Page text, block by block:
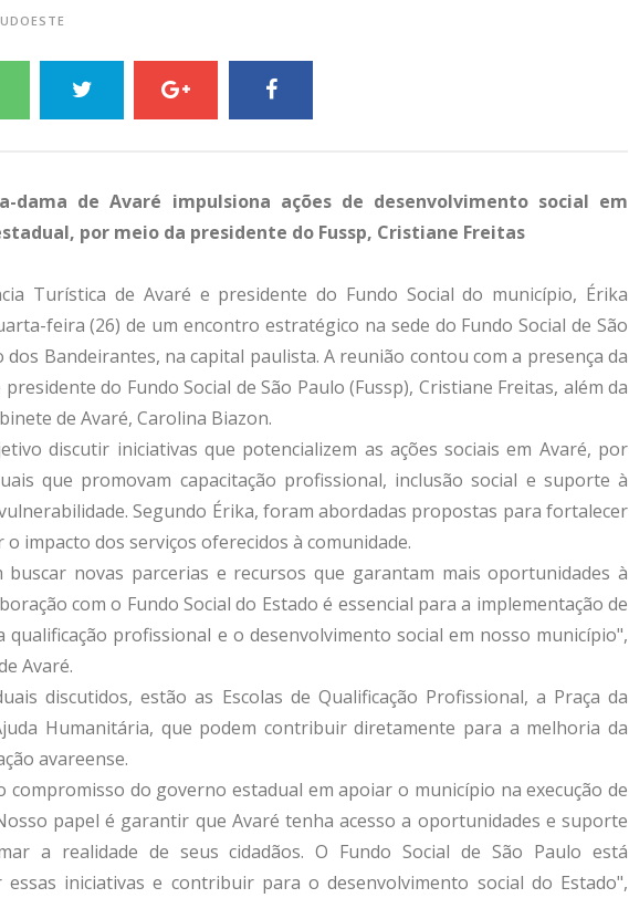
dama de Avaré impulsiona ações de desenvolvimento social em
por meio da presidente do Fussp, Cristiane Freitas
Turística de Avaré e presidente do Fundo Social do município, Érika
feira (26) de um encontro estratégico na sede do Fundo Social de São
dos Bandeirantes, na capital paulista. A reunião contou com a presença da
do Fundo Social de São Paulo (Fussp), Cristiane Freitas, além da
de Avaré, Carolina Biazon.
discutir iniciativas que potencializem as ações sociais em Avaré, por
que promovam capacitação profissional, inclusão social e suporte à
Segundo Érika, foram abordadas propostas para fortalecer
impacto dos serviços oferecidos à comunidade.
buscar novas parcerias e recursos que garantam mais oportunidades à
com o Fundo Social do Estado é essencial para a implementação de
qualificação profissional e o desenvolvimento social em nosso município",
Avaré.
discutidos, estão as Escolas de Qualificação Profissional, a Praça da
Humanitária, que podem contribuir diretamente para a melhoria da
avareense.
compromisso do governo estadual em apoiar o município na execução de
papel é garantir que Avaré tenha acesso a oportunidades e suporte
a realidade de seus cidadãos. O Fundo Social de São Paulo está
iniciativas e contribuir para o desenvolvimento social do Estado",